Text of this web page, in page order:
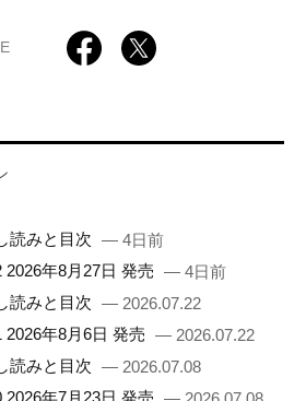
読みと目次 — 4日前
2026年8月27日 発売 — 4日前
読みと目次 — 2026.07.22
2026年8月6日 発売 — 2026.07.22
読みと目次 — 2026.07.08
2026年7月23日 発売